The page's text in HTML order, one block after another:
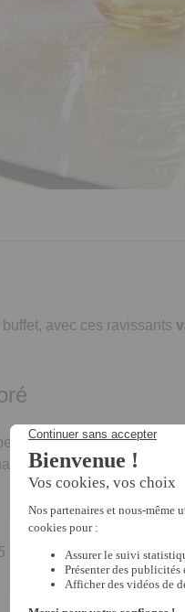
avec ces ravissants
de charme et
! Dans un salon,
x 7,5 cm (vert)